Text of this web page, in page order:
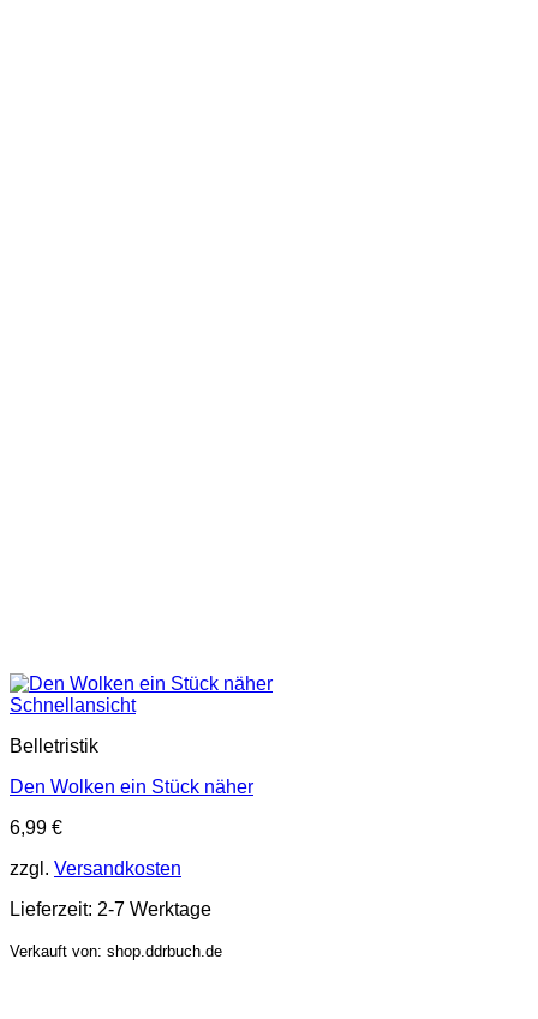
Schnellansicht
Belletristik
Den Wolken ein Stück näher
6,99 €
zzgl. Versandkosten
Lieferzeit: 2-7 Werktage
Verkauft von: shop.ddrbuch.de